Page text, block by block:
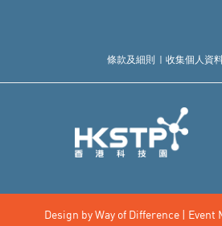
條款及細則 收集個人資
Design by Way of Difference |